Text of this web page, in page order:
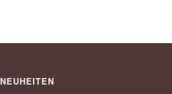
NEUHEITEN